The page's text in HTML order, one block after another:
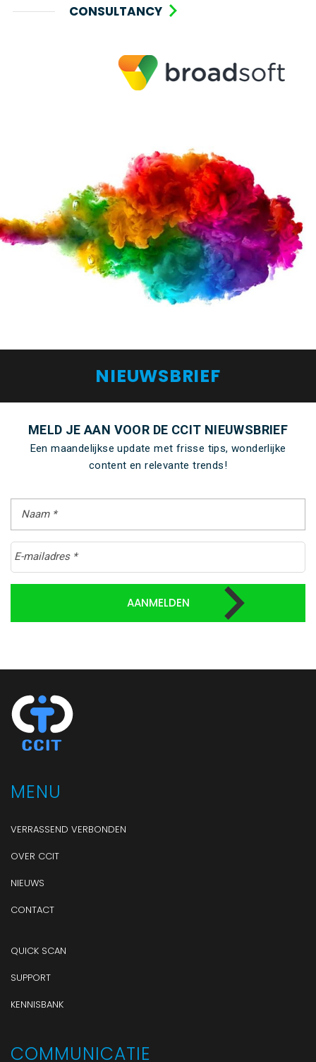
CONSULTANCY
NIEUWSBRIEF
MELD JE AAN VOOR DE CCIT NIEUWSBRIEF
Een maandelijkse update met frisse tips, wonderlijke
content en relevante trends!
MENU
VERRASSEND VERBONDEN
OVER CCIT
NIEUWS
CONTACT
QUICK SCAN
SUPPORT
KENNISBANK
COMMUNICATIE